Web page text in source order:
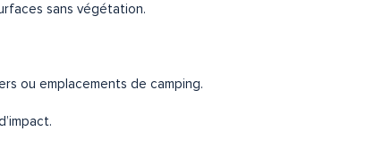
sans végétation.
ou emplacements de camping.